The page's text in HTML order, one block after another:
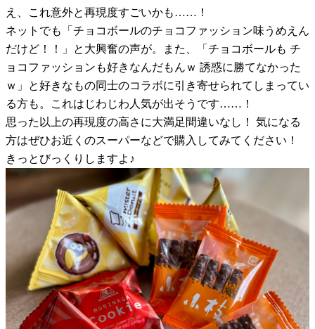
え、これ意外と再現度すごいかも……！
ネットでも「チョコボールのチョコファッション味うめえん
だけど！！」と大興奮の声が。また、「チョコボールも チ
ョコファッションも好きなんだもんｗ 誘惑に勝てなかった
ｗ」と好きなもの同士のコラボに引き寄せられてしまってい
る方も。これはじわじわ人気が出そうです……！
思った以上の再現度の高さに大満足間違いなし！ 気になる
方はぜひお近くのスーパーなどで購入してみてください！
きっとびっくりしますよ♪